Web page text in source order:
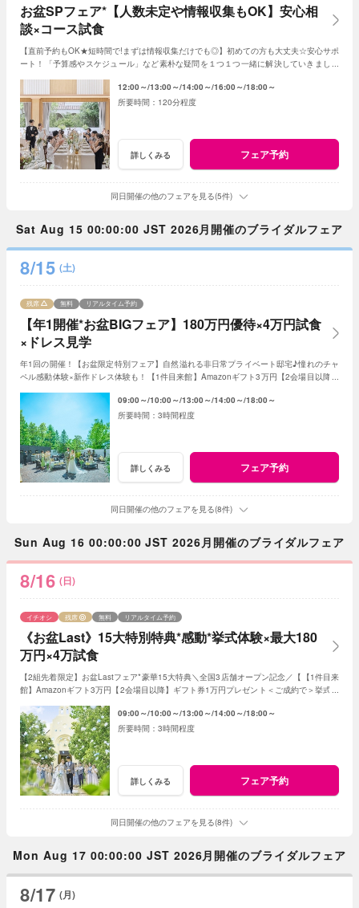
お盆SPフェア*【人数未定や情報収集もOK】安心相
談×コース試食
【直前予約もOK★短時間で!まずは情報収集だけでも◎】初めての方も大丈夫☆安心サポ
ート！「予算感やスケジュール」など素朴な疑問を１つ１つ一緒に解決していきましょ
12:00～ 13:00～ 14:00～ 16:00～ 18:00～
120分程度
詳しくみる フェア予約
同日開催の他のフェアを見る(5件)
Sat Aug 15 00:00:00 JST 2026月開催のブライダルフェア
8/15 (土)
【年1開催*お盆BIGフェア】180万円優待×4万円試食
×ドレス見学
残席 無料 リアルタイム予約
年1回の開催！【お盆限定特別フェア】自然溢れる非日常プライベート邸宅♪憧れのチャ
ペル感動体験×新作ドレス体験も！【1件目来館】Amazonギフト3万円【2会場目以降】
09:00～ 10:00～ 13:00～ 14:00～ 18:00～
3時間程度
詳しくみる フェア予約
同日開催の他のフェアを見る(8件)
Sun Aug 16 00:00:00 JST 2026月開催のブライダルフェア
8/16 (日)
《お盆Last》15大特別特典*感動*挙式体験×最大180
万円×4万試食
イチオシ 残席 無料 リアルタイム予約
【2組先着限定】お盆Lastフェア*豪華15大特典＼全国3店舗オープン記念／【【1件目来
館】Amazonギフト3万円【2会場目以降】ギフト券1万円プレゼント＜ご成約で＞挙式料
09:00～ 10:00～ 13:00～ 14:00～ 18:00～
3時間程度
詳しくみる フェア予約
同日開催の他のフェアを見る(8件)
Mon Aug 17 00:00:00 JST 2026月開催のブライダルフェア
8/17 (月)